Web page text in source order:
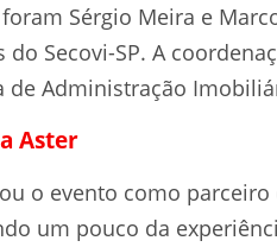
Sérgio Meira e
do Secovi-SP. A
de Administração
Aster
o evento como
um pouco da